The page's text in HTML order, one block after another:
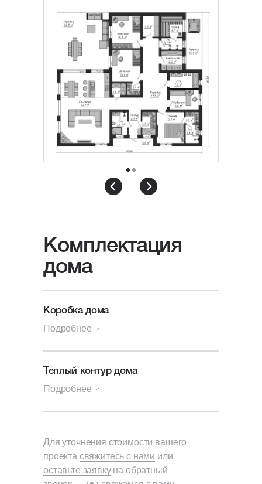
Для уточнения стоимости вашего
проекта свяжитесь с нами или
оставьте заявкуна обратный
звонок — мы свяжемся с вами
Комплектация
дома
Коробка дома
Подробнее
Генплан участка
Посадка и разметка дома
альбом А3.
Фундамент
Теплый контур дома
Подробнее
+ Утепление и гидроизоляция
кровли
Кровельная ПВХ-мембрана
Для уточнения стоимости вашего
проекта свяжитесь с нами или
оставьте заявкуна обратный